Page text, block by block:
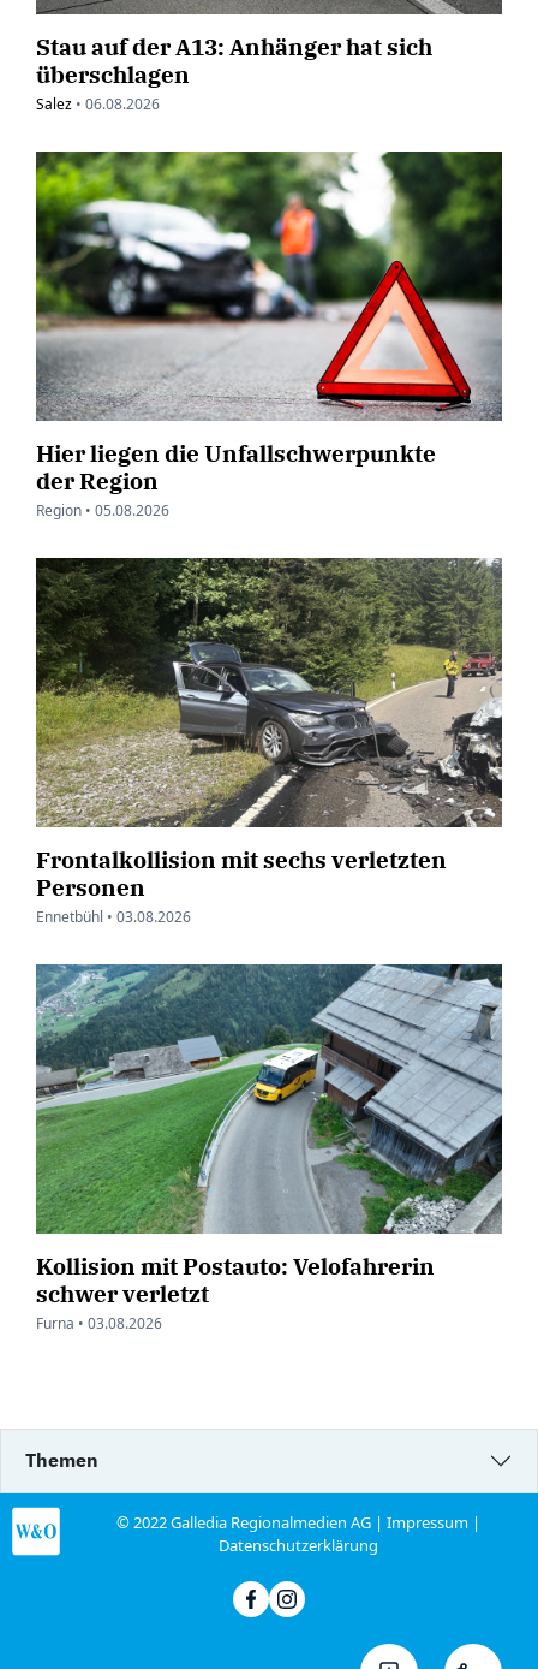
Stau auf der A13: Anhänger hat sich
überschlagen
Salez • 06.08.2026
Hier liegen die Unfallschwerpunkte
der Region
Region • 05.08.2026
Frontalkollision mit sechs verletzten
Personen
Ennetbühl • 03.08.2026
Kollision mit Postauto: Velofahrerin
schwer verletzt
Furna • 03.08.2026
Themen
© 2022 Galledia Regionalmedien AG |Impressum |
Datenschutzerklärung